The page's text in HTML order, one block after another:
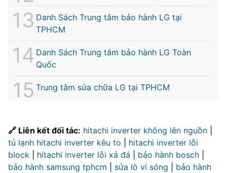
Danh Sách Trung tâm bảo hành LG tại
TPHCM
Danh Sách Trung tâm bảo hành LG Toàn
Quốc
Trung tâm sửa chữa LG tại TPHCM
🔗 Liên kết đối tác: hitachi inverter không lên nguồn
tủ lạnh hitachi inverter kêu to
hitachi inverter lỗi
block
hitachi inverter lỗi xả đá bảo hành bosch
bảo hành samsung tphcm
sửa lò vi sóng
bảo hành